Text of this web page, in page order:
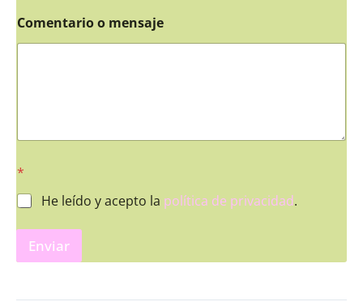
Comentario o mensaje
*
He leído y acepto la política de privacidad.
Enviar